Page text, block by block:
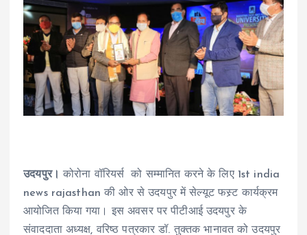
उदयपुर। कोरोना वॉरियर्स को सम्मानित करने के लिए 1st india
news rajasthan की ओर से उदयपुर में सेल्यूट फस्र्ट कार्यक्रम
आयोजित किया गया। इस अवसर पर पीटीआई उदयपुर के
संवाददाता अध्यक्ष, वरिष्ठ पत्रकार डॉ. तुक्तक भानावत को उदयपुर